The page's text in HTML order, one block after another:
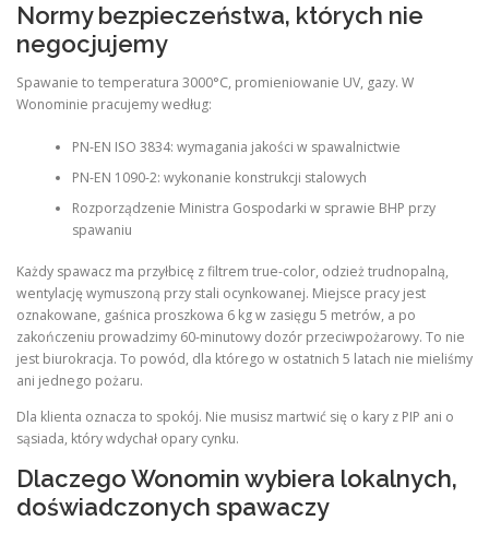
Normy bezpieczeństwa, których nie
negocjujemy
Spawanie to temperatura 3000°C, promieniowanie UV, gazy. W
Wonominie pracujemy według:
PN-EN ISO 3834: wymagania jakości w spawalnictwie
PN-EN 1090-2: wykonanie konstrukcji stalowych
Rozporządzenie Ministra Gospodarki w sprawie BHP przy
spawaniu
Każdy spawacz ma przyłbicę z filtrem true-color, odzież trudnopalną,
wentylację wymuszoną przy stali ocynkowanej. Miejsce pracy jest
oznakowane, gaśnica proszkowa 6 kg w zasięgu 5 metrów, a po
zakończeniu prowadzimy 60-minutowy dozór przeciwpożarowy. To nie
jest biurokracja. To powód, dla którego w ostatnich 5 latach nie mieliśmy
ani jednego pożaru.
Dla klienta oznacza to spokój. Nie musisz martwić się o kary z PIP ani o
sąsiada, który wdychał opary cynku.
Dlaczego Wonomin wybiera lokalnych,
doświadczonych spawaczy